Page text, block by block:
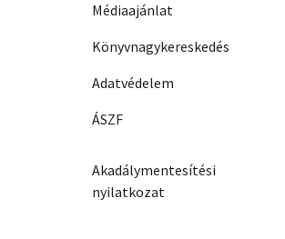
Médiaajánlat
Könyvnagykereskedés
Adatvédelem
ÁSZF
Akadálymentesítési
nyilatkozat